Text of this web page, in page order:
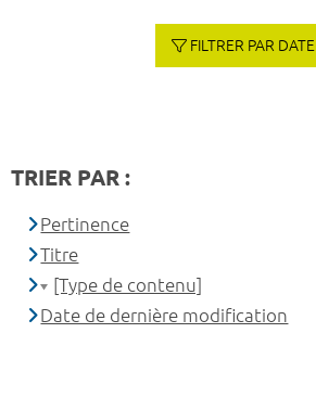
FILTRER PAR DATE
TRIER PAR :
Pertinence
Titre
[Type de contenu]
Date de dernière modification